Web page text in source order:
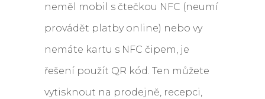
neměl mobil s čtečkou NFC (neumí
provádět platby online) nebo vy
nemáte kartu s NFC čipem, je
řešení použít QR kód. Ten můžete
vytisknout na prodejně, recepci,